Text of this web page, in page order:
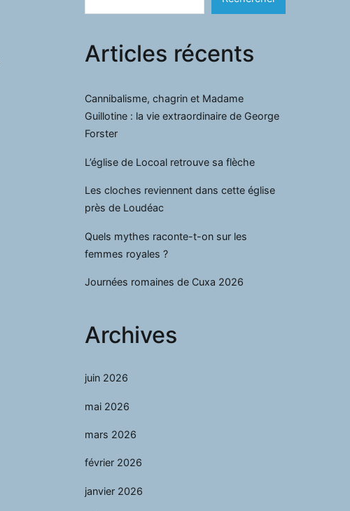
Articles récents
Cannibalisme, chagrin et Madame
Guillotine : la vie extraordinaire de George
Forster
L’église de Locoal retrouve sa flèche
Les cloches reviennent dans cette église
près de Loudéac
Quels mythes raconte-t-on sur les
femmes royales ?
Journées romaines de Cuxa 2026
Archives
juin 2026
mai 2026
mars 2026
février 2026
janvier 2026